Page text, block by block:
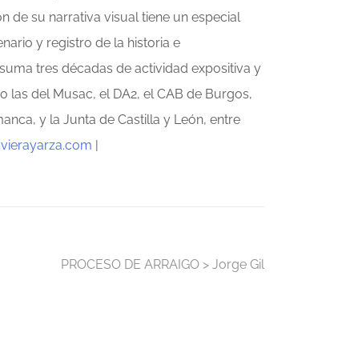
de su narrativa visual tiene un especial
y registro de la historia e
tres décadas de actividad expositiva y
del Musac, el DA2, el CAB de Burgos,
y la Junta de Castilla y León, entre
|
PROCESO DE ARRAIGO > Jorge Gil